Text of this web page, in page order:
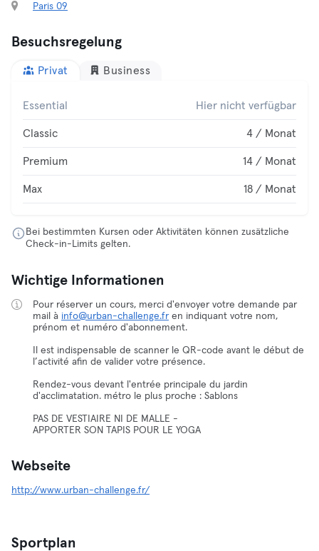
Paris 09
Besuchsregelung
Privat Business
Essential Hier nicht verfügbar
Classic 4 / Monat
Premium 14 / Monat
Max 18 / Monat
Bei bestimmten Kursen oder Aktivitäten können zusätzliche
Check-in-Limits gelten.
Wichtige Informationen
Pour réserver un cours, merci d'envoyer votre demande par
mail à info@urban-challenge.fren indiquant votre nom,
prénom et numéro d'abonnement.
Il est indispensable de scanner le QR-code avant le début de
l’activité afin de valider votre présence.
Rendez-vous devant l'entrée principale du jardin
d'acclimatation. métro le plus proche : Sablons
PAS DE VESTIAIRE NI DE MALLE -
APPORTER SON TAPIS POUR LE YOGA
Webseite
http://www.urban-challenge.fr/
Sportplan